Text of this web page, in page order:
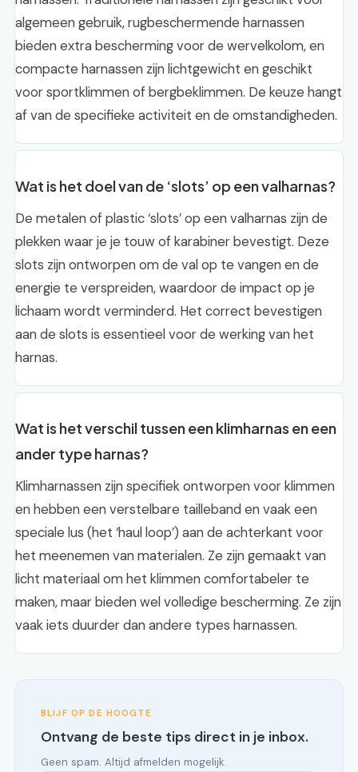
algemeen gebruik, rugbeschermende harnassen
bieden extra bescherming voor de wervelkolom, en
compacte harnassen zijn lichtgewicht en geschikt
voor sportklimmen of bergbeklimmen. De keuze hangt
af van de specifieke activiteit en de omstandigheden.
Wat is het doel van de ‘slots’ op een valharnas?
De metalen of plastic ‘slots’ op een valharnas zijn de
plekken waar je je touw of karabiner bevestigt. Deze
slots zijn ontworpen om de val op te vangen en de
energie te verspreiden, waardoor de impact op je
lichaam wordt verminderd. Het correct bevestigen
aan de slots is essentieel voor de werking van het
harnas.
Wat is het verschil tussen een klimharnas en een
ander type harnas?
Klimharnassen zijn specifiek ontworpen voor klimmen
en hebben een verstelbare tailleband en vaak een
speciale lus (het ‘haul loop’) aan de achterkant voor
het meenemen van materialen. Ze zijn gemaakt van
licht materiaal om het klimmen comfortabeler te
maken, maar bieden wel volledige bescherming. Ze zijn
vaak iets duurder dan andere types harnassen.
BLIJF OP DE HOOGTE
Ontvang de beste tips direct in je inbox.
Geen spam. Altijd afmelden mogelijk.